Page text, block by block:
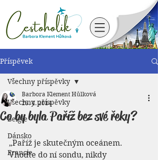
Příspěvek
Všechny příspěvky
Belgie
Dánsko
Francie
Všechny příspěvky
Co by byla Paříž bez své řeky?
Barbora Klement Hůlková
25. 4. 2014
„Paříž je skutečným oceánem.
Vhoďte do ní sondu, nikdy